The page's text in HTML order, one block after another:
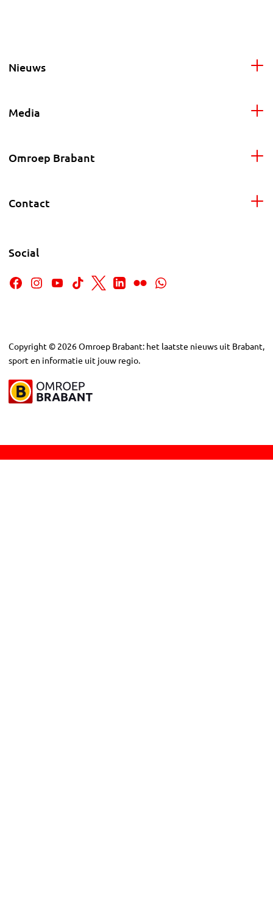
Nieuws
Media
Omroep Brabant
Contact
Social
Copyright © 2026Omroep Brabant: het laatste nieuws uit Brabant,
sport en informatie uit jouw regio.